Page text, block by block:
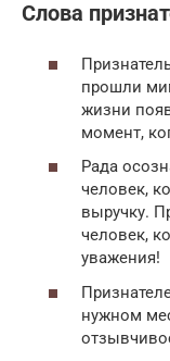
Слова
прошли
жизни
момент,
Рада
человек,
выручку.
человек,
уважения!
нужном